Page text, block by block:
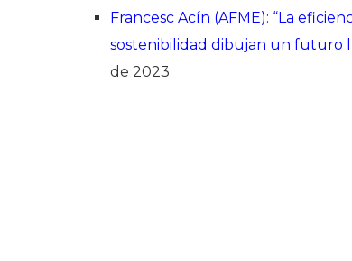
Francesc Acín (AFME): “La
sostenibilidad dibujan un futuro
de 2023